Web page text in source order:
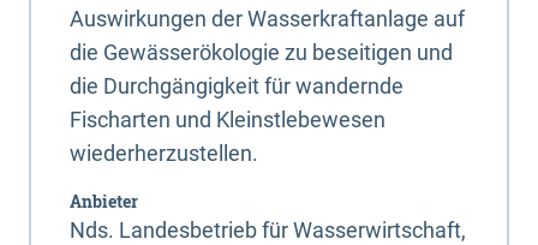
Auswirkungen der Wasserkraftanlage auf
die Gewässerökologie zu beseitigen und
die Durchgängigkeit für wandernde
Fischarten und Kleinstlebewesen
wiederherzustellen.
Anbieter
Nds. Landesbetrieb für Wasserwirtschaft,